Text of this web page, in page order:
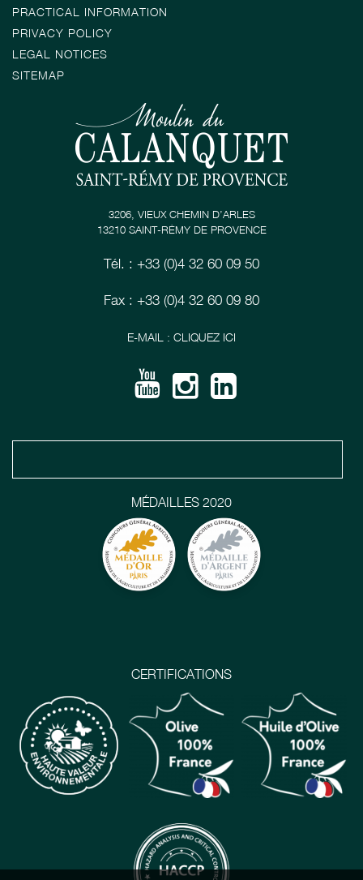
PRACTICAL INFORMATION
PRIVACY POLICY
LEGAL NOTICES
SITEMAP
CERTIFICATIONS
MÉDAILLES 2020
3206, VIEUX CHEMIN D’ARLES
13210 SAINT-RÉMY DE PROVENCE
Tél. : +33 (0)4 32 60 09 50
Fax : +33 (0)4 32 60 09 80
E-MAIL : CLIQUEZ ICI